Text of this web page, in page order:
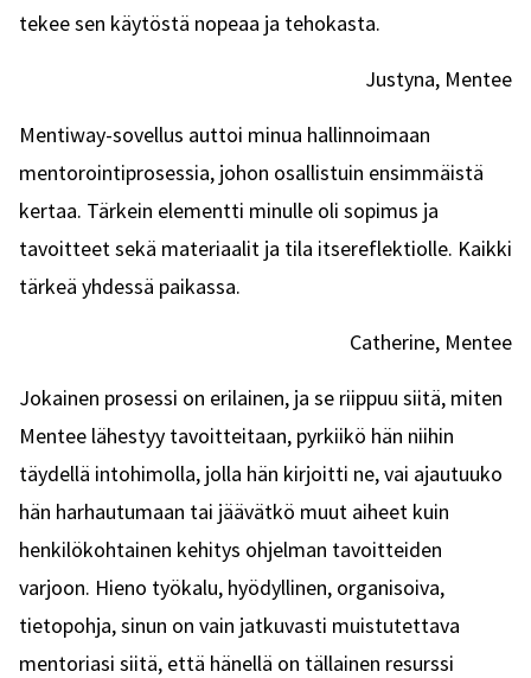
tekee sen käytöstä nopeaa ja tehokasta.
Justyna, Mentee
Mentiway-sovellus auttoi minua hallinnoimaan
mentorointiprosessia, johon osallistuin ensimmäistä
kertaa. Tärkein elementti minulle oli sopimus ja
tavoitteet sekä materiaalit ja tila itsereflektiolle. Kaikki
tärkeä yhdessä paikassa.
Catherine, Mentee
Jokainen prosessi on erilainen, ja se riippuu siitä, miten
Mentee lähestyy tavoitteitaan, pyrkiikö hän niihin
täydellä intohimolla, jolla hän kirjoitti ne, vai ajautuuko
hän harhautumaan tai jäävätkö muut aiheet kuin
henkilökohtainen kehitys ohjelman tavoitteiden
varjoon. Hieno työkalu, hyödyllinen, organisoiva,
tietopohja, sinun on vain jatkuvasti muistutettava
mentoriasi siitä, että hänellä on tällainen resurssi